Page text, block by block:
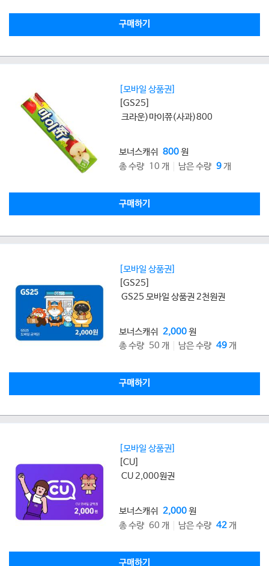
구매하기
[모바일 상품권]
[GS25]
크라운)마이쮸(사과)800
보너스캐쉬 800원
총 수량 10 개
남은 수량 9개
구매하기
[모바일 상품권]
[GS25]
GS25 모바일 상품권 2천원권
보너스캐쉬 2,000원
총 수량 50 개
남은 수량 49개
구매하기
[모바일 상품권]
[CU]
CU 2,000원권
보너스캐쉬 2,000원
총 수량 60 개
남은 수량 42개
구매하기